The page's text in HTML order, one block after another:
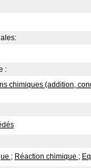
:
chimiques (addition,
; Réaction chimique ;